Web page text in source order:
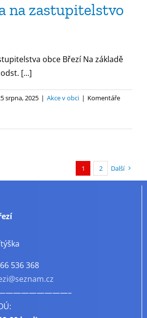
na zastupitelstvo
obce Březí Na základě
[...]
srpna, 2025 | Akce v obci | Komentáře
1 2 Další
536 368